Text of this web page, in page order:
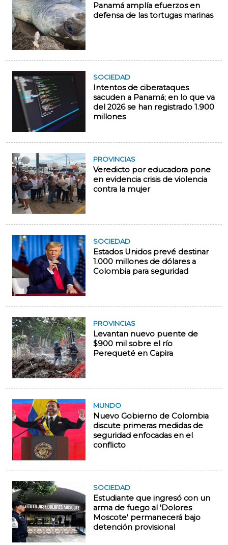
Panamá amplía efuerzos en
defensa de las tortugas marinas
SOCIEDAD
Intentos de ciberataques
sacuden a Panamá; en lo que va
del 2026 se han registrado 1.900
millones
PROVINCIAS
Veredicto por educadora pone
en evidencia crisis de violencia
contra la mujer
SOCIEDAD
Estados Unidos prevé destinar
1.000 millones de dólares a
Colombia para seguridad
PROVINCIAS
Levantan nuevo puente de
$900 mil sobre el río
Perequeté en Capira
MUNDO
Nuevo Gobierno de Colombia
discute primeras medidas de
seguridad enfocadas en el
conflicto
SOCIEDAD
Estudiante que ingresó con un
arma de fuego al 'Dolores
Moscote' permanecerá bajo
detención provisional